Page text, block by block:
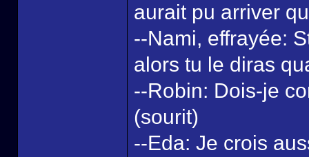
aurait pu arriver
--Nami, effrayée:
alors tu le diras
--Robin: Dois-je
(sourit)
--Eda: Je crois